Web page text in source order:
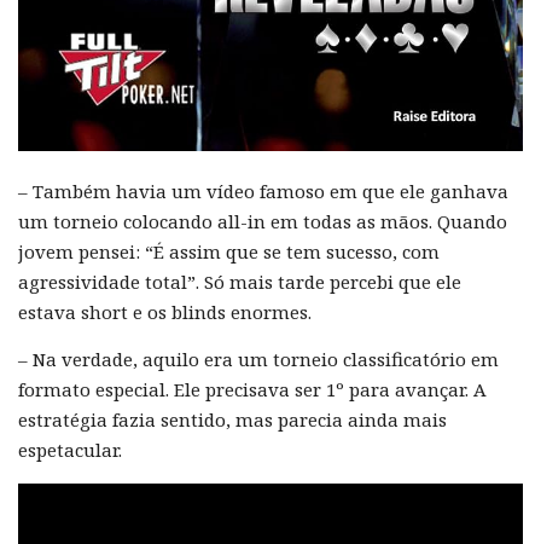
– Também havia um vídeo famoso em que ele ganhava
um torneio colocando all-in em todas as mãos. Quando
jovem pensei: “É assim que se tem sucesso, com
agressividade total”. Só mais tarde percebi que ele
estava short e os blinds enormes.
– Na verdade, aquilo era um torneio classificatório em
formato especial. Ele precisava ser 1º para avançar. A
estratégia fazia sentido, mas parecia ainda mais
espetacular.